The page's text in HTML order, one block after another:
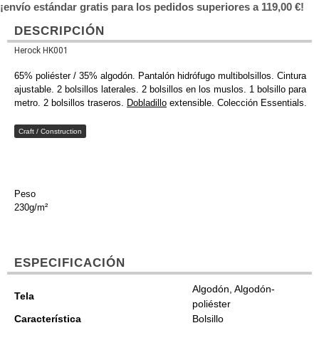
¡envío estándar gratis para los pedidos superiores a 119,00 €!
DESCRIPCIÓN
Herock HK001
65% poliéster / 35% algodón. Pantalón hidrófugo multibolsillos. Cintura
ajustable. 2 bolsillos laterales. 2 bolsillos en los muslos. 1 bolsillo para
metro. 2 bolsillos traseros. Dobladillo extensible. Colección Essentials.
Craft / Construction
Peso
230g/m²
ESPECIFICACIÓN
Tela
Algodón, Algodón-
poliéster
Característica
Bolsillo